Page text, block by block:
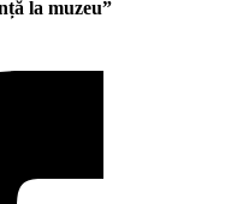
la muzeu”